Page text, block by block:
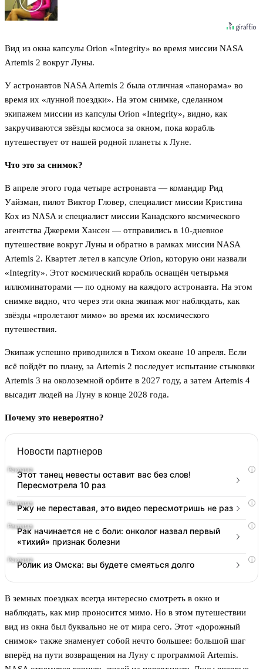
Вид из окна капсулы Orion «Integrity» во время миссии NASA
Artemis 2 вокруг Луны.
У астронавтов NASA Artemis 2 была отличная «панорама» во
время их «лунной поездки». На этом снимке, сделанном
экипажем миссии из капсулы Orion «Integrity», видно, как
закручиваются звёзды космоса за окном, пока корабль
путешествует от нашей родной планеты к Луне.
Что это за снимок?
В апреле этого года четыре астронавта — командир Рид
Уайзман, пилот Виктор Гловер, специалист миссии Кристина
Кох из NASA и специалист миссии Канадского космического
агентства Джереми Хансен — отправились в 10-дневное
путешествие вокруг Луны и обратно в рамках миссии NASA
Artemis 2. Квартет летел в капсуле Orion, которую они назвали
«Integrity». Этот космический корабль оснащён четырьмя
иллюминаторами — по одному на каждого астронавта. На этом
снимке видно, что через эти окна экипаж мог наблюдать, как
звёзды «пролетают мимо» во время их космического
путешествия.
Экипаж успешно приводнился в Тихом океане 10 апреля. Если
всё пойдёт по плану, за Artemis 2 последует испытание стыковки
Artemis 3 на околоземной орбите в 2027 году, а затем Artemis 4
высадит людей на Луну в конце 2028 года.
Почему это невероятно?
Новости партнеров
i
Этот танец невесты оставит вас без слов!
Пересмотрела 10 раз
i
Ржу не переставая, это видео пересмотришь не раз
i
Рак начинается не с боли: онколог назвал первый
«тихий» признак болезни
i
Ролик из Омска: вы будете смеяться долго
В земных поездках всегда интересно смотреть в окно и
наблюдать, как мир проносится мимо. Но в этом путешествии
вид из окна был буквально не от мира сего. Этот «дорожный
снимок» также знаменует собой нечто большее: большой шаг
вперёд на пути возвращения на Луну с программой Artemis.